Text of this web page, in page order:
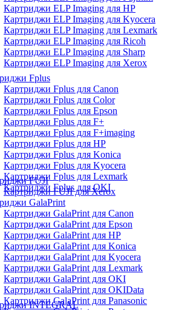
Картриджи ELP Imaging для HP
Картриджи ELP Imaging для Kyocera
Картриджи ELP Imaging для Lexmark
Картриджи ELP Imaging для Ricoh
Картриджи ELP Imaging для Sharp
Картриджи ELP Imaging для Xerox
Fplus
Картриджи Fplus для Canon
Картриджи Fplus для Color
Картриджи Fplus для Epson
Картриджи Fplus для F+
Картриджи Fplus для F+imaging
Картриджи Fplus для HP
Картриджи Fplus для Konica
Картриджи Fplus для Kyocera
Картриджи Fplus для Lexmark
Картриджи Fplus для OKI
FUJI
Картриджи FUJI для Xerox
GalaPrint
Картриджи GalaPrint для Canon
Картриджи GalaPrint для Epson
Картриджи GalaPrint для HP
Картриджи GalaPrint для Konica
Картриджи GalaPrint для Kyocera
Картриджи GalaPrint для Lexmark
Картриджи GalaPrint для OKI
Картриджи GalaPrint для OKIData
Картриджи GalaPrint для Panasonic
INTEGRAL